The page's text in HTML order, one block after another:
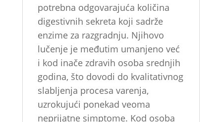
potrebna odgovarajuća količina
digestivnih sekreta koji sadrže
enzime za razgradnju. Njihovo
lučenje je međutim umanjeno već
i kod inače zdravih osoba srednjih
godina, što dovodi do kvalitativnog
slabljenja procesa varenja,
uzrokujući ponekad veoma
neprijatne simptome. Kod osoba